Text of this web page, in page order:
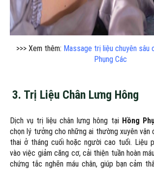
>>> Xem thêm: Massage trị liệu chuyên sâu
Phụng Các
3. Trị Liệu Chân Lưng Hông
Dịch vụ trị liệu chân lưng hông tại Hồng
chọn lý tưởng cho những ai thường xuyên vận
thai ở tháng cuối hoặc người cao tuổi. Liệu
vào việc giảm căng cơ, cải thiện tuần hoàn
chứng tắc nghẽn máu chân, giúp bạn cảm